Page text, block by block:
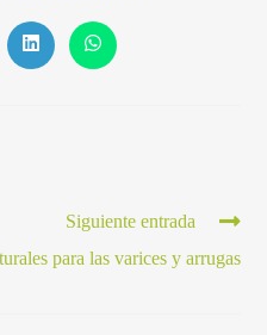
Siguiente entrada
para las varices y arrugas